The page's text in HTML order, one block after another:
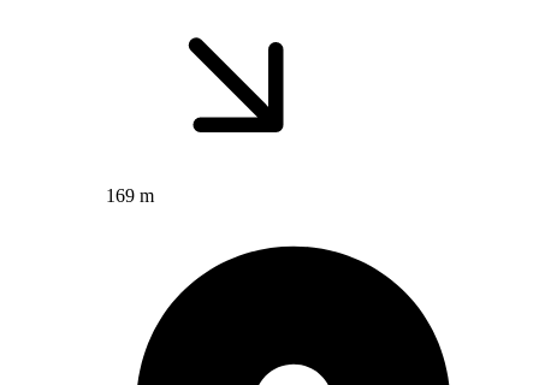
169 m